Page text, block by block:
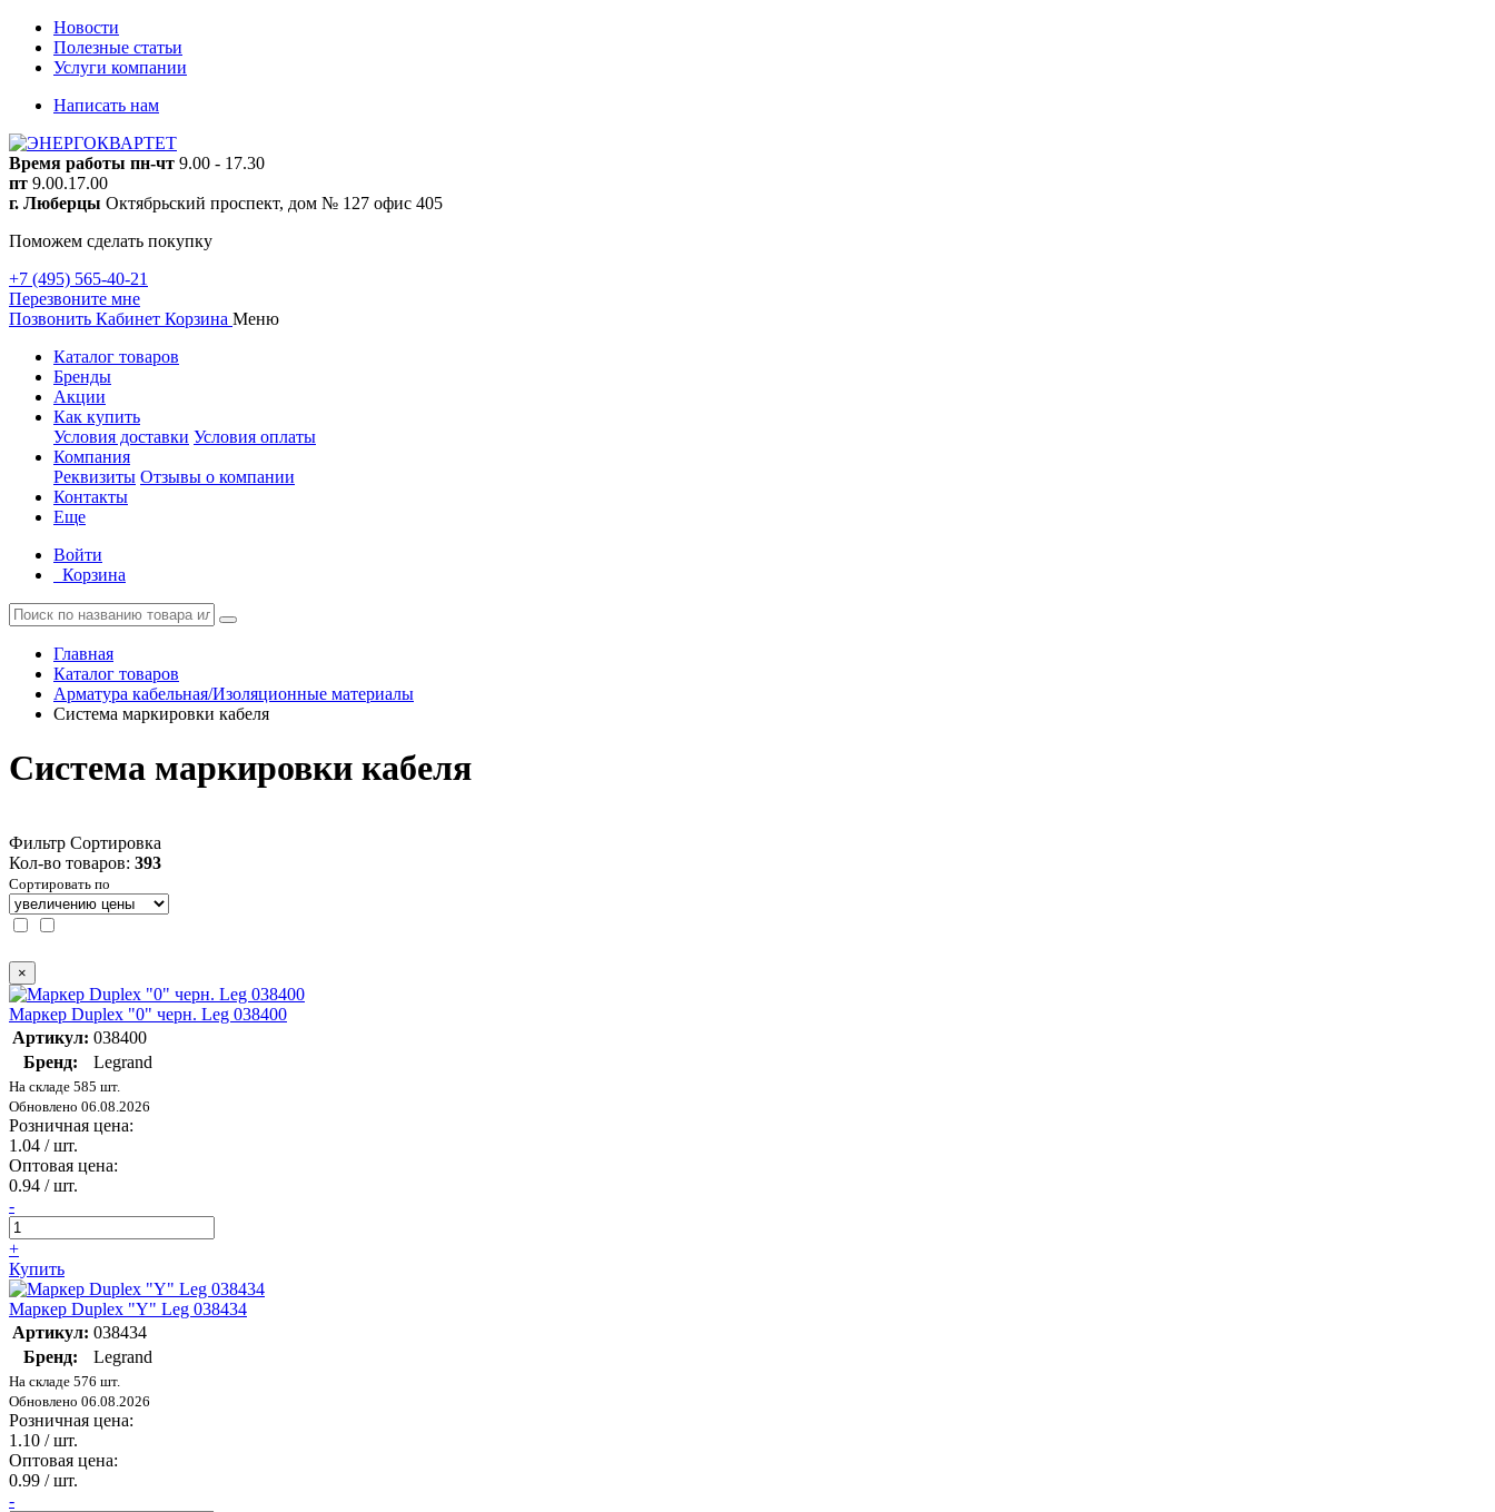
Новости
Полезные статьи
Услуги компании
Написать нам
Время работы пн-чт 9.00 - 17.30
пт 9.00.17.00
г. Люберцы Октябрьский проспект, дом № 127 офис 405
Поможем сделать покупку
+7 (495) 565-40-21
Перезвоните мне
Позвонить Кабинет Корзина Меню
Каталог товаров
Бренды
Акции
Как купить
Условия доставки Условия оплаты
Компания
Реквизиты Отзывы о компании
Контакты
Еще
Войти
Корзина
Главная
Каталог товаров
Арматура кабельная/Изоляционные материалы
Система маркировки кабеля
Система маркировки кабеля
Фильтр Сортировка
Кол-во товаров: 393
Сортировать по
×
Маркер Duplex "0" черн. Leg 038400
Артикул: 038400
Бренд:
Legrand
На складе 585 шт.
Обновлено 06.08.2026
Розничная цена:
1.04 / шт.
Оптовая цена:
0.94 / шт.
-
+
Купить
Маркер Duplex "Y" Leg 038434
Артикул: 038434
Бренд:
Legrand
На складе 576 шт.
Обновлено 06.08.2026
Розничная цена:
1.10 / шт.
Оптовая цена:
0.99 / шт.
-